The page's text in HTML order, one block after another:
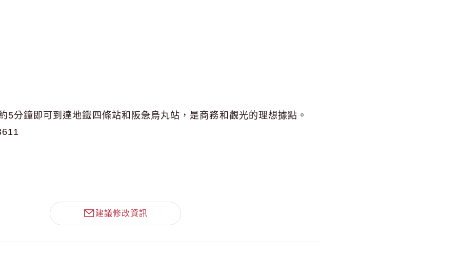
5分鐘即可到達地鐵四條站和阪急烏丸站，是商務和觀光的理想據點。
建議修改資訊